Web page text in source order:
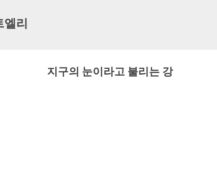
리
지구의 눈이라고 불리는 강